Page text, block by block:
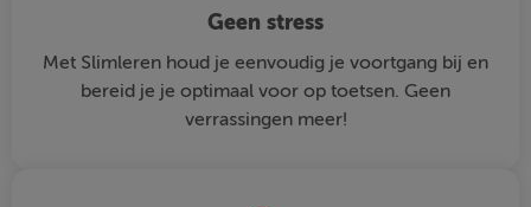
Geen stress
Met Slimleren houd je eenvoudig je voortgang bij en
bereid je je optimaal voor op toetsen. Geen
verrassingen meer!